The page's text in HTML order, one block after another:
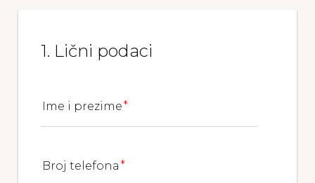
1. Lični podaci
Ime i prezime
Broj telefona